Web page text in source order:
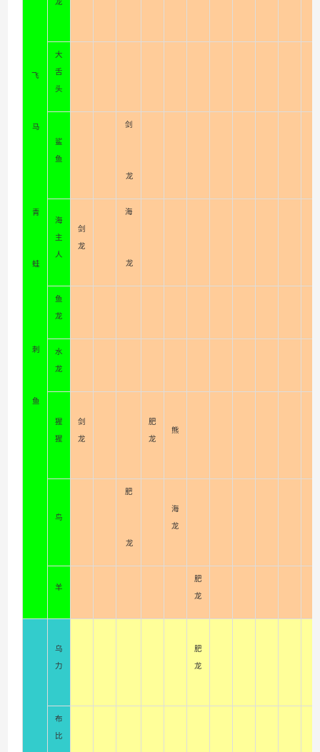
飞
马
青
蛙
刺
鱼
大
舌
头
鲨
鱼
剑
龙
海
主
人
剑
龙
海
龙
鱼
龙
水
龙
猩
猩
剑
龙
肥
龙
熊
鸟
肥
龙
海
龙
羊
肥
龙
乌
力
肥
龙
布
比